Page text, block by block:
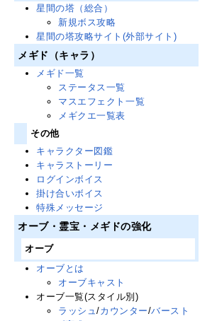
星間の塔（総合）
新規ボス攻略
星間の塔攻略サイト(外部サイト)
メギド（キャラ）
メギド一覧
ステータス一覧
マスエフェクト一覧
メギクエ一覧表
その他
キャラクター図鑑
キャラストーリー
ログインボイス
掛け合いボイス
特殊メッセージ
オーブ・霊宝・メギドの強化
オーブ
オーブとは
オーブキャスト
オーブ一覧(スタイル別)
ラッシュ/カウンター/バースト